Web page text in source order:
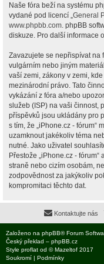
Naše fóra beží na systému
vydané pod licencí „General
www.phpbb.com. phpBB
diskuze. Pro další informace
Zavazujete se nepřispívat na
vulgárním nebo jiným
vaší zemi, zákony v zemi,
mezinárodní právo. Tato
vykázání z fóra a/nebo
služeb (ISP) na vaši činnost,
příspěvků jsou ukládány pro
s tím, že „iPhone.cz - fórum“
uzamknout jakékoliv téma
nutné. Jako uživatel
Přestože „iPhone.cz -
straně nebo cizím osobám,
zodpovědnost za jakýkoliv
kompromitaci těchto dat.
Kontaktujte nás
Založeno na phpBB® Forum
Český překlad – phpBB.cz
Style proflat od ©Mazeltof 2017
Soukromí | Podmínky